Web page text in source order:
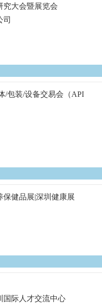
究大会暨展览会
司
/包装/设备交易会（API
保健品展|深圳健康展
国际人才交流中心